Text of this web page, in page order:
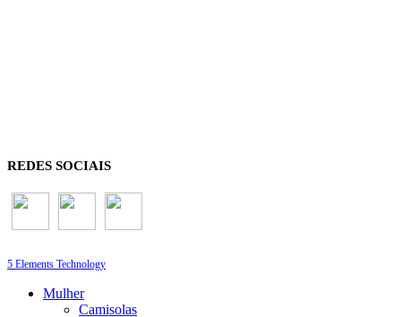
REDES SOCIAIS
5 Elements Technology
Mulher
Camisolas